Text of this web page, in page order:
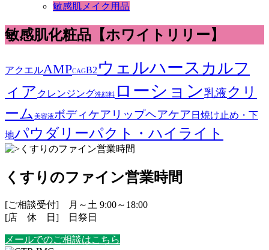
敏感肌メイク用品
敏感肌化粧品【ホワイトリリー】
アクエルAMPCAGB2 ウェルハース カルフ
ィア クレンジング洗顔料 ローション乳液クリ
ーム 美容液ボディケア リップヘアケア 日焼け止め・下
地パウダリーパクト・ハイライト
くすりのファイン営業時間
[ご相談受付] 月～土 9:00～18:00
[店 休 日] 日祭日
メールでのご相談はこちら